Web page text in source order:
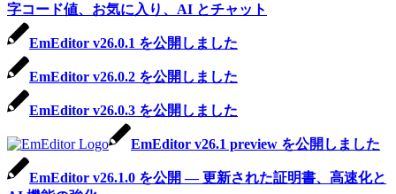
字コード値、お気に入り、AI とチャット
EmEditor v26.0.1 を公開しました
EmEditor v26.0.2 を公開しました
EmEditor v26.0.3 を公開しました
EmEditor v26.1 preview を公開しました
EmEditor v26.1.0 を公開 — 更新された証明書、高速化と